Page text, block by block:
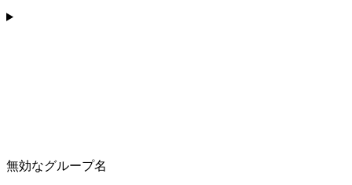
無効なグループ名